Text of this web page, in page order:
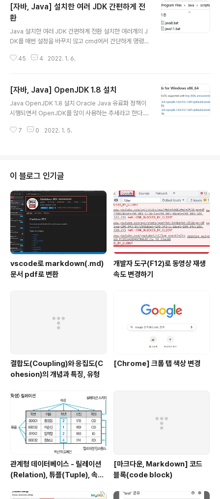
on e) { System.out.println("err_msg : " + e.getM
essage()); e.printStackTrace(); } 이번에는 throw와
throws의 차이와 그 예에 대해 정리하고자 한다. throw
와 throws는 둘 다 Exception을 발생시킨다는 공통점은
가지..
[자바, Java] 설치한 여러 JDK 간편하게 전
환
Java 설치한 여러 JDK 간편하게 전환 설치한 여러개의 J
DK를 매번 설정을 바꾸지 않고 cmd에서 간단하게 명령어
기본적으로 자바 환경변수가 기본적으로 설정되어 있어야
수 이름 : JAVA_HOME, 변수 값 : 다운로드받은 Open-
JDK 경로 입력 후 확인버튼 클릭 ( ex : C:\Program Fil
es\Java\openjdk-1.8 ) Path 시스템 변수 편집 새로만
경 변수창의 확인 버튼을 누른 후 시스템 창을 닫는다. 자바
45 4 2022. 1. 6.
[자바, Java] OpenJDK 1.8 설치
Java OpenJDK 1.8 설치 Oracle Java 유료화 정책이
시행되면서 OpenJDK를 많이 사용하는 추세라고 한다.
하고자 한다. 우선 아래 Github로 들어가자 마자 나오는 R
JDK project Community builds using source co
de from OpenJDK project - GitHub - ojdkbuild/
ojdkbuild: Community builds using source code
from ..
7 0 2022. 1. 5.
이 블로그 인기글
vscode로 markdown(.md)
문서 pdf로 변환
개발자 도구(F12)로 동영상 재생
속도 변경하기
결합도(Coupling)와 응집도(C
ohesion)의 개념과 특징, 유형
[Chrome] 크롬 탭 색상 변경
관계형 데이터베이스 - 릴레이션
(Relation), 튜플(Tuple), 속성
[마크다운, Markdown] 코드
블록(code block)